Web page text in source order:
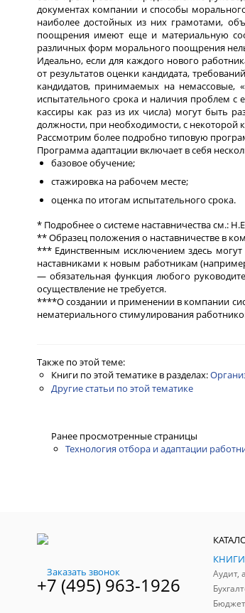
документах компании и способы
наиболее достойных из них грамотами,
поощрения имеют еще и материальную
различных форм морального поощрения
Идеально, если для каждого нового
от результатов оценки кандидата,
кандидатов, принимаемых на немассовые,
испытательного срока и наличия проблем
кассиры как раз из их числа) могут быть
должности, при необходимости, с некоторой
Рассмотрим более подробно типовую
Программа адаптации включает в себя
базовое обучение;
стажировка на рабочем месте;
оценка по итогам испытательного срока.
* Подробнее о системе наставничества см.:
** Образец положения о наставничестве в
*** Единственным исключением здесь могут
на­ставниками к новым работникам
— обязательная функция любого
осуществление не требуется.
****О создании и применении в компании
нематериального стимулирования
Также по этой теме:
Книги по этой тематике в разделах:
Другие статьи по этой тематике
Ранее просмотренные страницы
Технология отбора и адаптации
Заказать звонок
+7 (495) 963-1926
КНИГИ